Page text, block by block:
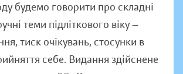
будемо говорити про складні
теми підліткового віку —
тиск очікувань, стосунки в
себе. Видання здійснене